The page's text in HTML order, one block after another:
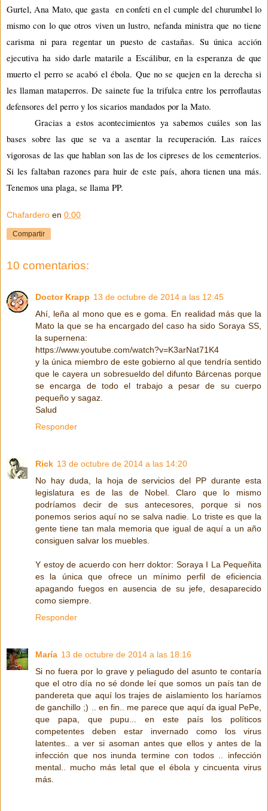
Gurtel, Ana Mato, que gasta en confeti en el cumple del churumbel lo
mismo con lo que otros viven un lustro, nefanda ministra que no tiene
carisma ni para regentar un puesto de castañas. Su única acción
ejecutiva ha sido darle matarile a Escálibur, en la esperanza de que
muerto el perro se acabó elébola. Que no se quejen en la derecha si
les llaman mataperros. De sainete fue la trifulca entre los perroflautas
defensores del perro y los sicarios mandados por la Mato.
Gracias a estos acontecimientos ya sabemoscuáles son las
bases sobre las que se va a asentar la recuperación. Las raíces
vigorosas de las que hablan son las de los cipreses de los cementerios.
Si les faltaban razones para huir de este país, ahora tienen una más.
Tenemos una plaga, se llama PP.
Chafardero en 0:00
Compartir
10 comentarios:
Doctor Krapp 13 de octubre de 2014 a las 12:45
Ahí, leña al mono que es e goma. En realidad más que la
Mato la que se ha encargado del caso ha sido Soraya SS,
la supernena:
https://www.youtube.com/watch?v=K3arNat71K4
y la única miembro de este gobierno al que tendría sentido
que le cayera un sobresueldo del difunto Bárcenas porque
se encarga de todo el trabajo a pesar de su cuerpo
pequeño y sagaz.
Salud
Responder
Rick 13 de octubre de 2014 a las 14:20
No hay duda, la hoja de servicios del PP durante esta
legislatura es de las de Nobel. Claro que lo mismo
podríamos decir de sus antecesores, porque si nos
ponemos serios aquí no se salva nadie. Lo triste es que la
gente tiene tan mala memoria que igual de aquí a un año
consiguen salvar los muebles.
Y estoy de acuerdo con herr doktor: Soraya I La Pequeñita
es la única que ofrece un mínimo perfil de eficiencia
apagando fuegos en ausencia de su jefe, desaparecido
como siempre.
Responder
María 13 de octubre de 2014 a las 18:16
Si no fuera por lo grave y peliagudo del asunto te contaría
que el otro día no sé donde leí que somos un país tan de
pandereta que aquí los trajes de aislamiento los haríamos
de ganchillo ;) .. en fin.. me parece que aquí da igual PePe,
que papa, que pupu... en este país los políticos
competentes deben estar invernado como los virus
latentes.. a ver si asoman antes que ellos y antes de la
infección que nos inunda termine con todos .. infección
mental.. mucho más letal que el ébola y cincuenta virus
más.